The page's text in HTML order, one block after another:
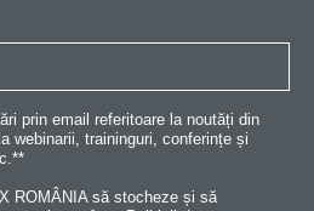
prin email referitoare la noutăți din
webinarii, traininguri, conferințe și
*
ROMÂNIA să stocheze și să